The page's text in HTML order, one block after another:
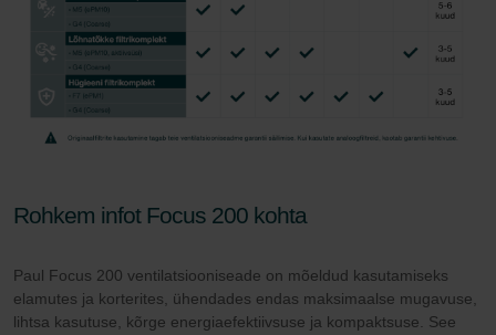
Rohkem infot Focus 200 kohta
Paul Focus 200 ventilatsiooniseade on mõeldud kasutamiseks
elamutes ja korterites, ühendades endas maksimaalse mugavuse,
lihtsa kasutuse, kõrge energiaefektiivsuse ja kompaktsuse. See